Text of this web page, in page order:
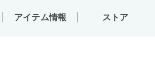
アイテム情報 ストア